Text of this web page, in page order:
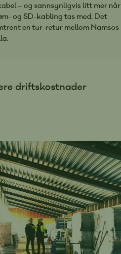
– og sannsynligvis litt mer når
og SD-kabling tas med. Det
en tur-retur mellom Namsos
driftskostnader